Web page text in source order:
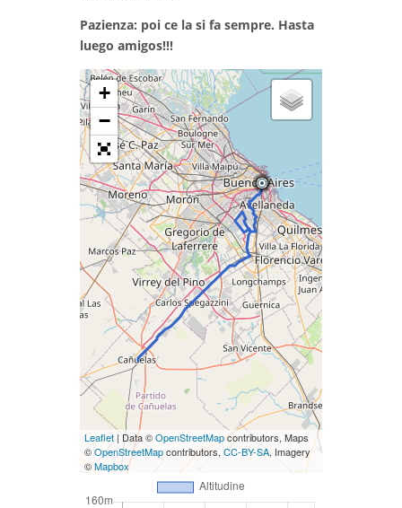
Pazienza: poi ce la si fa sempre. Hasta
luego amigos!!!
+
−
Leaflet | Data ©OpenStreetMapcontributors, Maps
©OpenStreetMapcontributors, CC-BY-SA, Imagery
©Mapbox